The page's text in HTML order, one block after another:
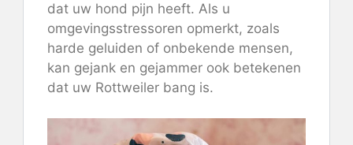
dat uw hond pijn heeft. Als u
omgevingsstressoren opmerkt, zoals
harde geluiden of onbekende mensen,
kan gejank en gejammer ook betekenen
dat uw Rottweiler bang is.